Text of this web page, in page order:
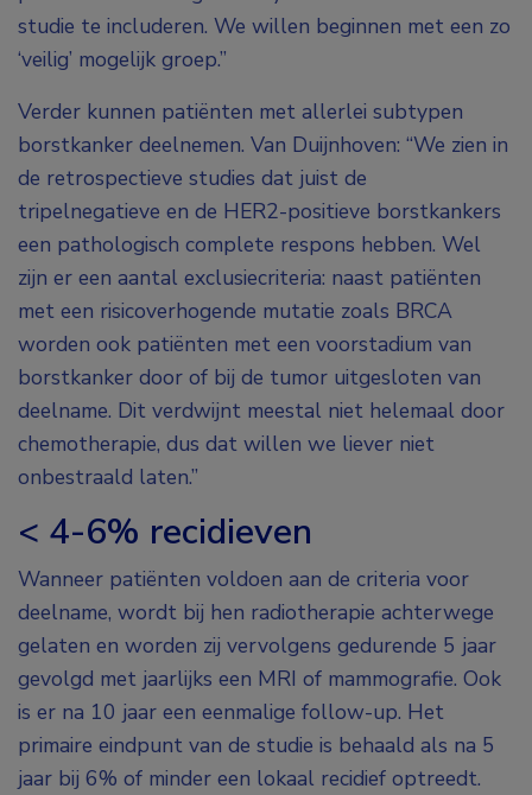
studie te includeren. We willen beginnen met een zo
‘veilig’ mogelijk groep.”
Verder kunnen patiënten met allerlei subtypen
borstkanker deelnemen. Van Duijnhoven: “We zien in
de retrospectieve studies dat juist de
tripelnegatieve en de HER2-positieve borstkankers
een pathologisch complete respons hebben. Wel
zijn er een aantal exclusiecriteria: naast patiënten
met een risicoverhogende mutatie zoals BRCA
worden ook patiënten met een voorstadium van
borstkanker door of bij de tumor uitgesloten van
deelname. Dit verdwijnt meestal niet helemaal door
chemotherapie, dus dat willen we liever niet
onbestraald laten.”
< 4-6% recidieven
Wanneer patiënten voldoen aan de criteria voor
deelname, wordt bij hen radiotherapie achterwege
gelaten en worden zij vervolgens gedurende 5 jaar
gevolgd met jaarlijks een MRI of mammografie. Ook
is er na 10 jaar een eenmalige follow-up. Het
primaire eindpunt van de studie is behaald als na 5
jaar bij 6% of minder een lokaal recidief optreedt.